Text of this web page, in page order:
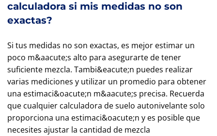
calculadora si mis medidas no son
exactas?
Si tus medidas no son exactas, es mejor estimar un
poco m&aacute;s alto para asegurarte de tener
suficiente mezcla. Tambi&eacute;n puedes realizar
varias mediciones y utilizar un promedio para obtener
una estimaci&oacute;n m&aacute;s precisa. Recuerda
que cualquier calculadora de suelo autonivelante solo
proporciona una estimaci&oacute;n y es posible que
necesites ajustar la cantidad de mezcla